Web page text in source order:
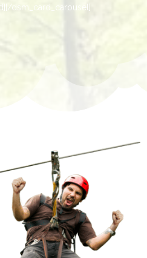
dsm_card_carousel]